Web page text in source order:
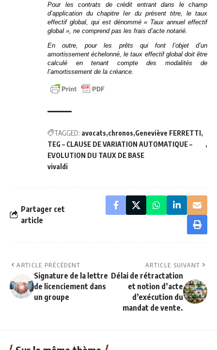
Pour les contrats de crédit entrant dans le champ
d’application du chapitre Ier du présent titre, le taux
effectif global, qui est dénommé « Taux annuel effectif
global », ne comprend pas les frais d’acte notarié.
En outre, pour les prêts qui font l’objet d’un
amortissement échelonné, le taux effectif global doit être
calculé en tenant compte des modalités de
l’amortissement de la créance.
TAGGED: avocats chronos Geneviève FERRETTI
TEG – CLAUSE DE VARIATION AUTOMATIQUE –
EVOLUTION DU TAUX DE BASE
vivaldi
Partager cet
article
ARTICLE PRÉCÉDENT
Signature de la lettre
de licenciement dans
un groupe
ARTICLE SUIVANT
Délai de rétractation
et notion d’acte
d’exécution du
mandat de vente.